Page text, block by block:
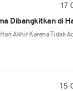
17
Dibangkitkan di
Akhir Karena Tidak
15